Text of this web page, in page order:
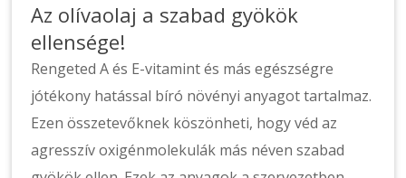
Az olívaolaj a szabad gyökök
ellensége!
Rengeted A és E-vitamint és más egészségre
jótékony hatással bíró növényi anyagot tartalmaz.
Ezen összetevőknek köszönheti, hogy véd az
agresszív oxigénmolekulák más néven szabad